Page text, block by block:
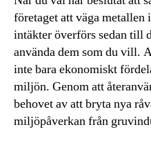
företaget att väga
intäkter överförs sedan till
använda dem som du vill.
inte bara ekonomiskt
miljön. Genom att
behovet av att bryta nya
miljöpåverkan från